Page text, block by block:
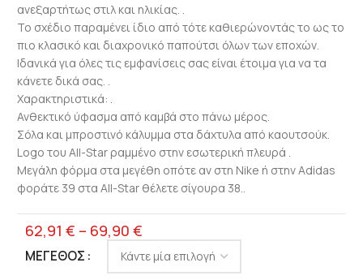
ανεξαρτήτως στιλ και ηλικίας. .
Το σχέδιο παραμένει ίδιο από τότε καθιερώνοντάς το ως το
πιο κλασικό και διαχρονικό παπούτσι όλων των εποχών.
Ιδανικά για όλες τις εμφανίσεις σας είναι έτοιμα για να τα
κάνετε δικά σας. .
Χαρακτηριστικά: .
Ανθεκτικό ύφασμα από καμβά στο πάνω μέρος.
Σόλα και μπροστινό κάλυμμα στα δάχτυλα από καουτσούκ.
Logo του All-Star ραμμένο στην εσωτερική πλευρά .
Μεγάλη φόρμα στα μεγέθη οπότε αν στη Nike ή στην Adidas
φοράτε 39 στα All-Star θέλετε σίγουρα 38..
62,91 € – 69,90 €
ΜΈΓΕΘΟΣ